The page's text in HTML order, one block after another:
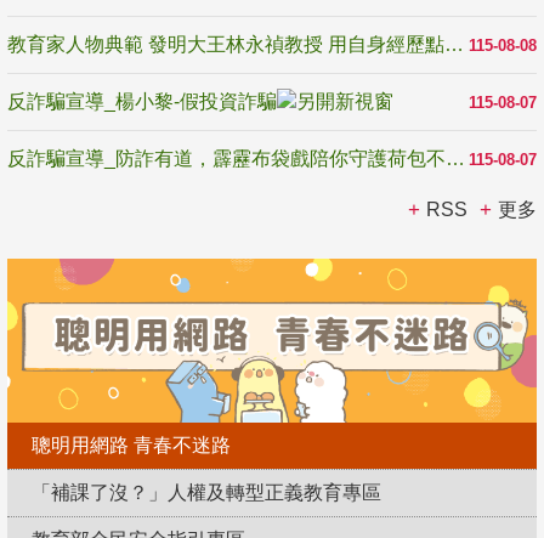
115-08-08
教育家人物典範 發明大王林永禎教授 用自身經歷點亮學生的路
115-08-07
反詐騙宣導_楊小黎-假投資詐騙
115-08-07
反詐騙宣導_防詐有道，霹靂布袋戲陪你守護荷包不受騙
RSS 更多
聰明用網路 青春不迷路
「補課了沒？」人權及轉型正義教育專區